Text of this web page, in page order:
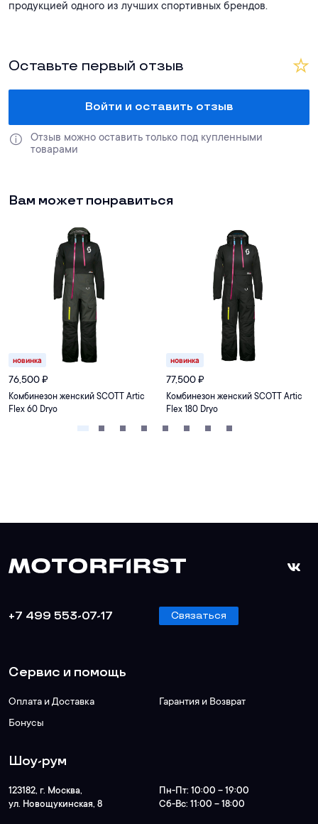
продукцией одного из лучших спортивных брендов.
Оставьте первый отзыв
Войти и оставить отзыв
Отзыв можно оставить только под купленными
товарами
Вам может понравиться
новинка
76,500₽
Комбинезон женский SCOTT Artic
Flex 60 Dryo
новинка
77,500₽
Комбинезон женский SCOTT Artic
Flex 180 Dryo
+7 499 553-07-17 Связаться
Сервис и помощь
Оплата и Доставка
Гарантия и Возврат
Бонусы
Шоу-рум
123182, г. Москва,
ул. Новощукинская, 8
Пн-Пт: 10:00 – 19:00
Сб-Вс: 11:00 – 18:00